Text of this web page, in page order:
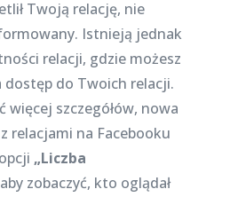
Twoją relację, nie
Istnieją jednak
relacji, gdzie możesz
dostęp do Twoich relacji.
więcej szczegółów, nowa
relacjami na Facebooku
„Liczba
zobaczyć, kto oglądał